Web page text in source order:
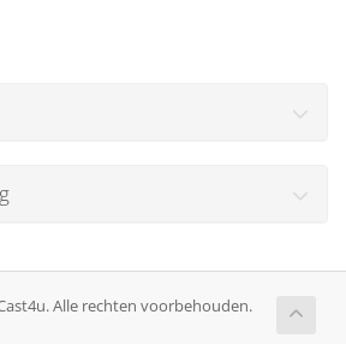
Alle rechten voorbehouden.